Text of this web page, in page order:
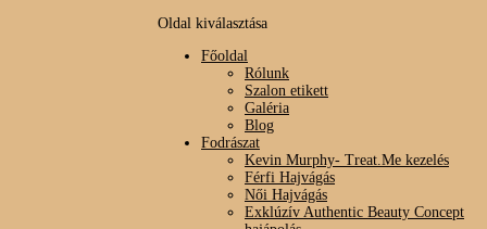
Oldal kiválasztása
Főoldal
Rólunk
Szalon etikett
Galéria
Blog
Fodrászat
Kevin Murphy- Treat.Me kezelés
Férfi Hajvágás
Női Hajvágás
Exklúzív Authentic Beauty Concept